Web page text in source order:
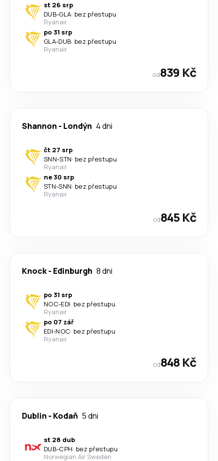
st 26 srp
DUB-GLA· bez přestupu
Ryanair
po 31 srp
GLA-DUB· bez přestupu
Ryanair
od839 Kč
Shannon - Londýn 4 dni
čt 27 srp
SNN-STN· bez přestupu
Ryanair
ne 30 srp
STN-SNN· bez přestupu
Ryanair
od845 Kč
Knock- Edinburgh 8 dni
po 31 srp
NOC-EDI· bez přestupu
Ryanair
po 07 zář
EDI-NOC· bez přestupu
Ryanair
od848 Kč
Dublin - Kodaň 5 dni
st 28 dub
DUB-CPH· bez přestupu
Norwegian Air Sweden